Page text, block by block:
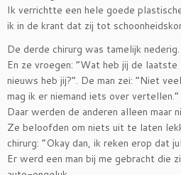
Ik verrichtte een hele goede
ik in de krant dat zij tot
De derde chirurg was tamelijk
En ze vroegen: “Wat heb jij de
nieuws heb jij?”. De man zei: “Niet
mag ik er niemand iets over vertellen.”
Daar werden de anderen alleen maar
Ze beloofden om niets uit te laten
chirurg: “Okay dan, ik reken erop dat
Er werd een man bij me gebracht die